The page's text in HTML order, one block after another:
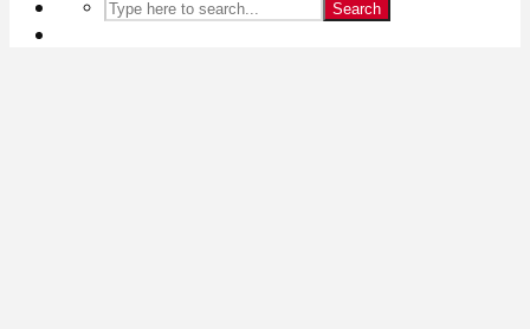
Search